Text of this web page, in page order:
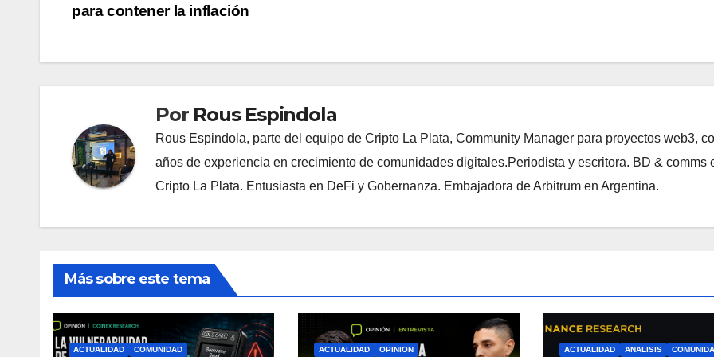
para contener la inflación
Por Rous Espindola
Rous Espindola, parte del equipo de Cripto La Plata, Community Manager para proyectos web3,
años de experiencia en crecimiento de comunidades digitales.Periodista y escritora. BD & comms
Cripto La Plata. Entusiasta en DeFi y Gobernanza. Embajadora de Arbitrum en Argentina.
Más sobre este tema
ACTUALIDAD COMUNIDAD ACTUALIDAD OPINION ACTUALIDAD ANALISIS